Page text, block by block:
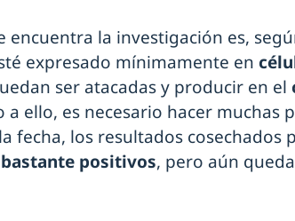
encuentra la investigación es,
expresado mínimamente en
ser atacadas y producir en el
a ello, es necesario hacer muchas
fecha, los resultados cosechados
bastante positivos, pero aún